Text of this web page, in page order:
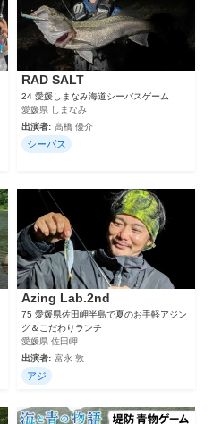
RAD SALT
24 愛媛しまなみ海道シーバスゲーム
愛媛県 しまなみ
出演者: 高橋 優介
シーバス
Azing Lab.2nd
75 愛媛県佐田岬半島で夏のお手軽アジン
グ＆こだわりランチ
愛媛県 佐田岬
出演者: 富永 敦
アジ